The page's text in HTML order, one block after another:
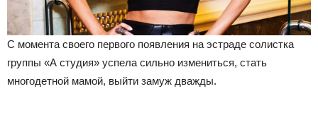
С момента своего первого появления на эстраде солистка
группы «А студия» успела сильно измениться, стать
многодетной мамой, выйти замуж дважды.